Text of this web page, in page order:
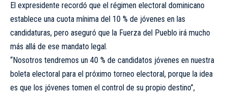
El expresidente recordó que el régimen electoral dominicano
establece una cuota mínima del 10 % de jóvenes en las
candidaturas, pero aseguró que la Fuerza del Pueblo irá mucho
más allá de ese mandato legal.
“Nosotros tendremos un 40 % de candidatos jóvenes en nuestra
boleta electoral para el próximo torneo electoral, porque la idea
es que los jóvenes tomen el control de su propio destino”,